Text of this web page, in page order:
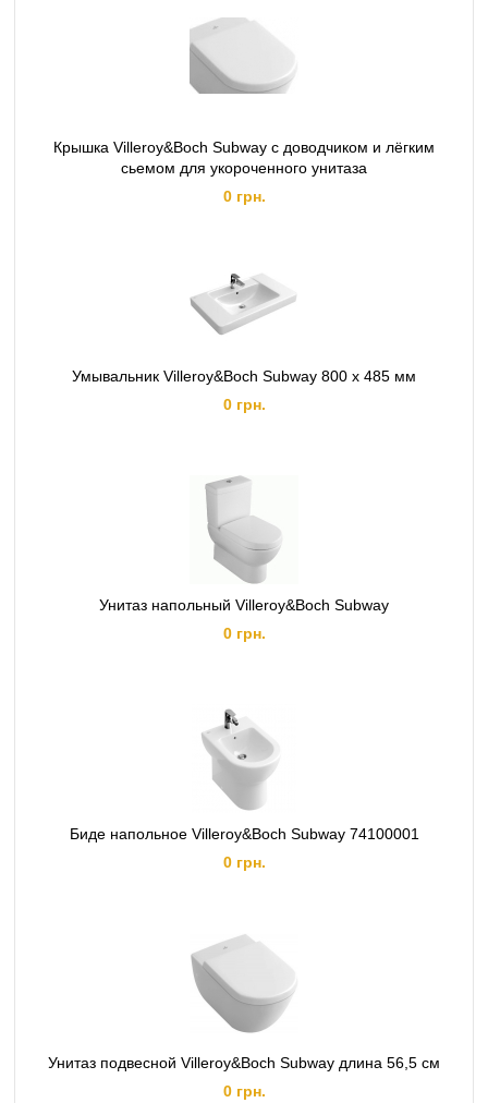
Крышка Villeroy&Boch Subway с доводчиком и лёгким
сьемом для укороченного унитаза
0 грн.
Умывальник Villeroy&Boch Subway 800 x 485 мм
0 грн.
Унитаз напольный Villeroy&Boch Subway
0 грн.
Биде напольное Villeroy&Boch Subway 74100001
0 грн.
Унитаз подвесной Villeroy&Boch Subway длина 56,5 см
0 грн.